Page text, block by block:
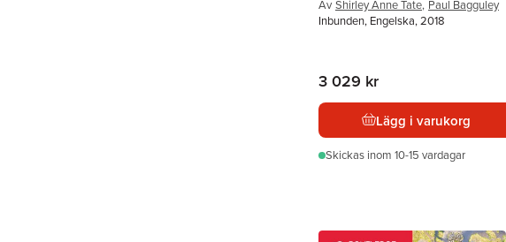
Av Shirley Anne Tate, Paul Bagguley
Inbunden, Engelska, 2018
3 029 kr
Lägg i varukorg
Skickas inom 10-15 vardagar